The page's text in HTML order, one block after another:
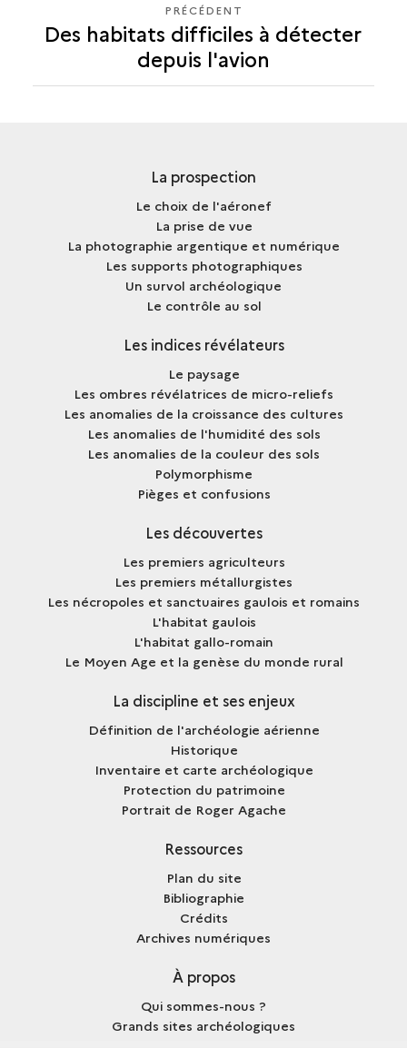
PRÉCÉDENT
PRÉCÉDENT
Des habitats difficiles à détecter
depuis l'avion
La prospection
Le choix de l'aéronef
La prise de vue
La photographie argentique et numérique
Les supports photographiques
Un survol archéologique
Le contrôle au sol
Les indices révélateurs
Le paysage
Les ombres révélatrices de micro-reliefs
Les anomalies de la croissance des cultures
Les anomalies de l'humidité des sols
Les anomalies de la couleur des sols
Polymorphisme
Pièges et confusions
Les découvertes
Les premiers agriculteurs
Les premiers métallurgistes
Les nécropoles et sanctuaires gaulois et romains
L'habitat gaulois
L'habitat gallo-romain
Le Moyen Age et la genèse du monde rural
La discipline et ses enjeux
Définition de l'archéologie aérienne
Historique
Inventaire et carte archéologique
Protection du patrimoine
Portrait de Roger Agache
Ressources
Plan du site
Bibliographie
Crédits
Archives numériques
À propos
Qui sommes-nous ?
Grands sites archéologiques